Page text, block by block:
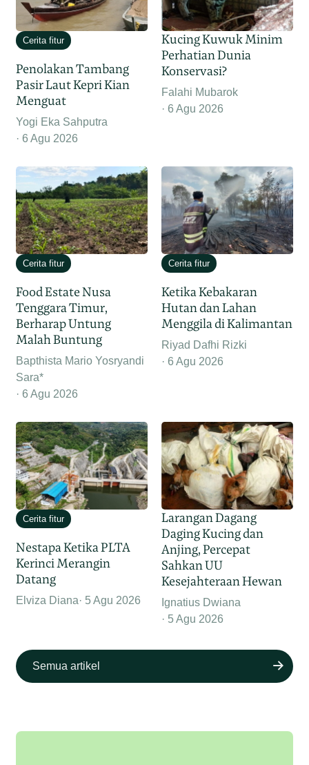
Cerita fitur
Penolakan Tambang
Pasir Laut Kepri Kian
Menguat
Yogi Eka Sahputra
6 Agu 2026
Kucing Kuwuk Minim
Perhatian Dunia
Konservasi?
Falahi Mubarok
6 Agu 2026
Cerita fitur
Food Estate Nusa
Tenggara Timur,
Berharap Untung
Malah Buntung
Bapthista Mario Yosryandi
Sara*
6 Agu 2026
Cerita fitur
Ketika Kebakaran
Hutan dan Lahan
Menggila di Kalimantan
Riyad Dafhi Rizki
6 Agu 2026
Cerita fitur
Nestapa Ketika PLTA
Kerinci Merangin
Datang
Elviza Diana 5 Agu 2026
Larangan Dagang
Daging Kucing dan
Anjing, Percepat
Sahkan UU
Kesejahteraan Hewan
Ignatius Dwiana
5 Agu 2026
Semua artikel